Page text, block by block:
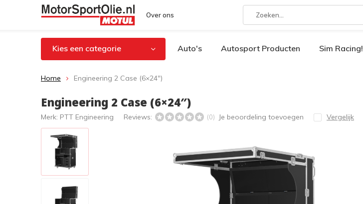
Over ons
Kies een categorie Auto's Autosport Producten Sim Racing!
Home Engineering 2 Case (6×24″)
Engineering 2 Case (6×24″)
Merk: PTT Engineering Reviews: (0) Je beoordeling toevoegen Vergelijk